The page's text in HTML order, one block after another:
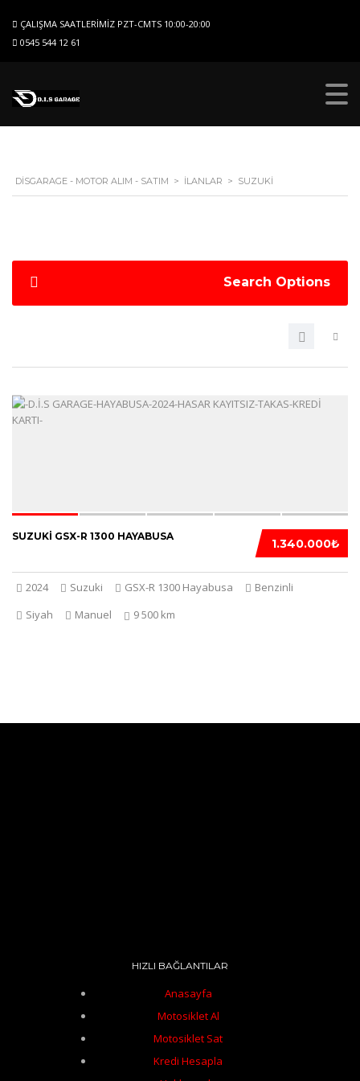
ÇALIŞMA SAATLERIMIZ PZT-CMTS 10:00-20:00
0545 544 12 61
DISGARAGE - MOTOR ALIM - SATIM > İLANLAR > SUZUKI
Search Options
1.340.000₺
SUZUKI GSX-R 1300 HAYABUSA
2024 Suzuki GSX-R 1300 Hayabusa
Benzinli
Siyah
Manuel 9 500 km
HIZLI BAĞLANTILAR
Anasayfa
Motosiklet Al
Motosiklet Sat
Kredi Hesapla